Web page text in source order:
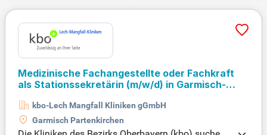
Medizinische Fachangestellte oder Fachkraft
als Stationssekretärin (m/w/d) in Garmisch-
kbo-Lech Mangfall Kliniken gGmbH
Garmisch Partenkirchen